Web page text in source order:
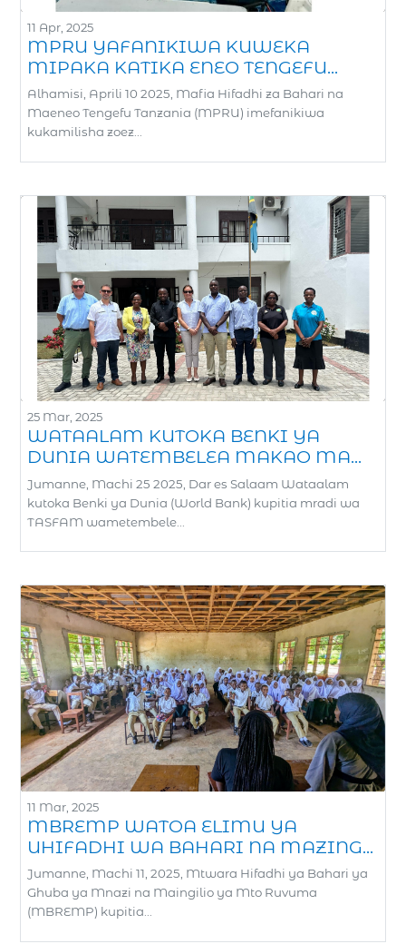
11 Apr, 2025
MPRU YAFANIKIWA KUWEKA
MIPAKA KATIKA ENEO TENGEFU...
Alhamisi, Aprili 10 2025, Mafia Hifadhi za Bahari na
Maeneo Tengefu Tanzania (MPRU) imefanikiwa
kukamilisha zoez...
25 Mar, 2025
WATAALAM KUTOKA BENKI YA
DUNIA WATEMBELEA MAKAO MA...
Jumanne, Machi 25 2025, Dar es Salaam Wataalam
kutoka Benki ya Dunia (World Bank) kupitia mradi wa
TASFAM wametembele...
11 Mar, 2025
MBREMP WATOA ELIMU YA
UHIFADHI WA BAHARI NA MAZING...
Jumanne, Machi 11, 2025, Mtwara Hifadhi ya Bahari ya
Ghuba ya Mnazi na Maingilio ya Mto Ruvuma
(MBREMP) kupitia...